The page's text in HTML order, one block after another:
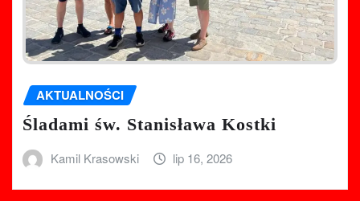
AKTUALNOŚCI
Śladami św. Stanisława Kostki
Kamil Krasowski lip 16, 2026